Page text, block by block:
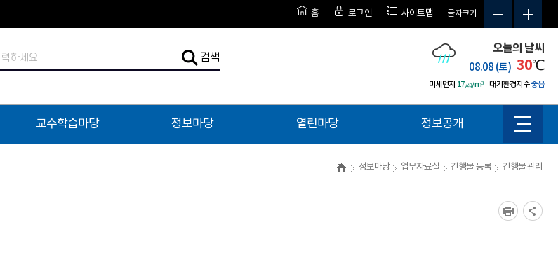
글자크기
홈 로그인 사이트맵
오늘의 날씨
08.08 (토) 30℃
미세먼지 17㎍/m³ 대기환경지수좋음
검색
사
이
교수학습마당 정보마당 열린마당 정보공개
정보마당 업무자료실 간행물 등록 간행물 관리